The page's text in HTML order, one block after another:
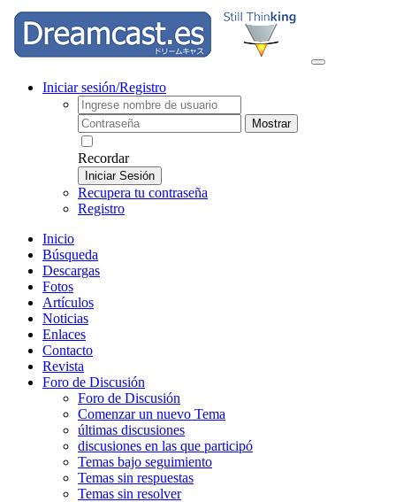
Iniciar sesión/Registro
Mostrar
Recordar
Iniciar Sesión
Recupera tu contraseña
Registro
Inicio
Búsqueda
Descargas
Fotos
Artículos
Noticias
Enlaces
Contacto
Revista
Foro de Discusión
Foro de Discusión
Comenzar un nuevo Tema
últimas discusiones
discusiones en las que participó
Temas bajo seguimiento
Temas sin respuestas
Temas sin resolver